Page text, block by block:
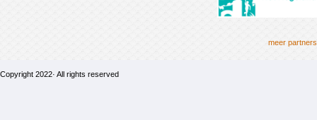
meer partners
Copyright 2022· All rights reserved